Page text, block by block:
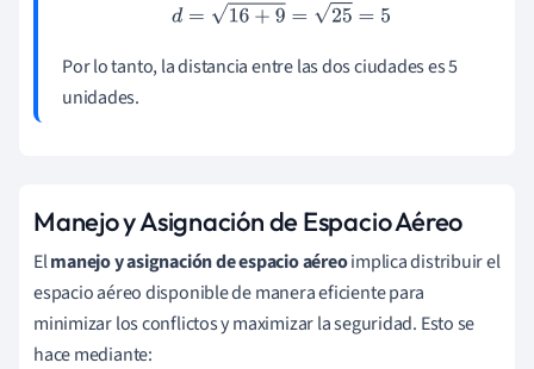
d= 16+9 =25 =5
Por lo tanto, la distancia entre las dos ciudades es 5
unidades.
Manejo y Asignación de Espacio Aéreo
Elmanejo y asignación de espacio aéreoimplica distribuir el
espacio aéreo disponible de manera eficiente para
minimizar los conflictos y maximizar la seguridad. Esto se
hace mediante: